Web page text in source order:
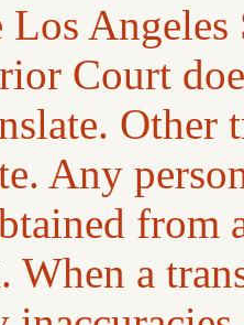
Los
Court
Other
Any
from
a